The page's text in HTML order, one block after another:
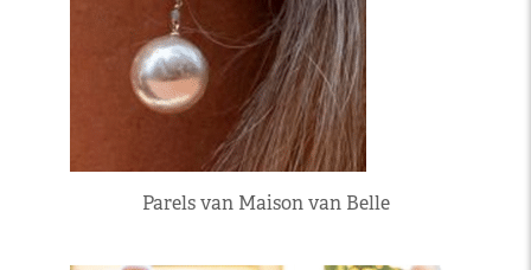
Parels van Maison van Belle